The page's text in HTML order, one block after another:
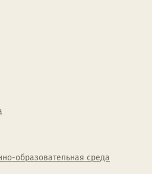
образовательная среда